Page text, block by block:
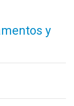
y